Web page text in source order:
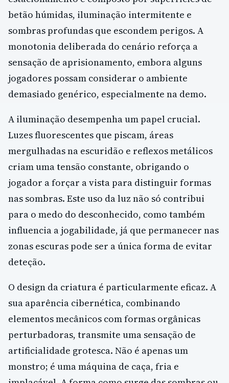
betão húmidas, iluminação intermitente e
sombras profundas que escondem perigos. A
monotonia deliberada do cenário reforça a
sensação de aprisionamento, embora alguns
jogadores possam considerar o ambiente
demasiado genérico, especialmente na demo.
A iluminação desempenha um papel crucial.
Luzes fluorescentes que piscam, áreas
mergulhadas na escuridão e reflexos metálicos
criam uma tensão constante, obrigando o
jogador a forçar a vista para distinguir formas
nas sombras. Este uso da luz não só contribui
para o medo do desconhecido, como também
influencia a jogabilidade, já que permanecer nas
zonas escuras pode ser a única forma de evitar
deteção.
O design da criatura é particularmente eficaz. A
sua aparência cibernética, combinando
elementos mecânicos com formas orgânicas
perturbadoras, transmite uma sensação de
artificialidade grotesca. Não é apenas um
monstro; é uma máquina de caça, fria e